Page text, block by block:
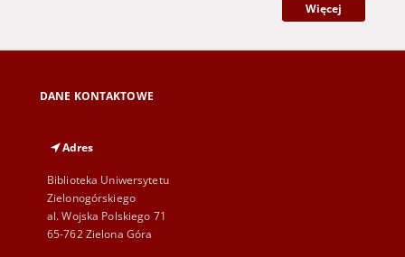
Więcej
DANE KONTAKTOWE
Adres
Biblioteka Uniwersytetu
Zielonogórskiego
al. Wojska Polskiego 71
65-762 Zielona Góra